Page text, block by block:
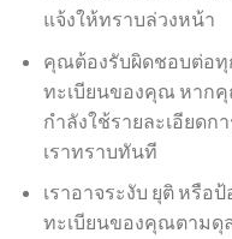
แจ้งให้ทราบล่วงหน้า
คุณต้องรับผิดชอบต่อทุ
ทะเบียนของคุณ หาก
กำลังใช้รายละเอียด
เราทราบทันที
เราอาจระงับ ยุติ หรือ
ทะเบียนของคุณตามดุล